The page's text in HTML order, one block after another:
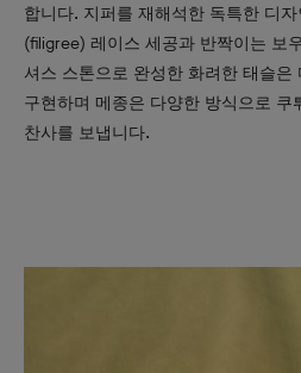
합니다. 지퍼를 재해석한 독특한 디
(filigree) 레이스 세공과 반짝이는 보
셔스 스톤으로 완성한 화려한 태슬은
구현하며 메종은 다양한 방식으로 쿠
찬사를 보냅니다.